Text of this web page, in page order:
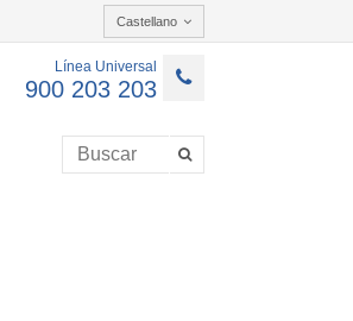
Castellano
Línea Universal
900 203 203